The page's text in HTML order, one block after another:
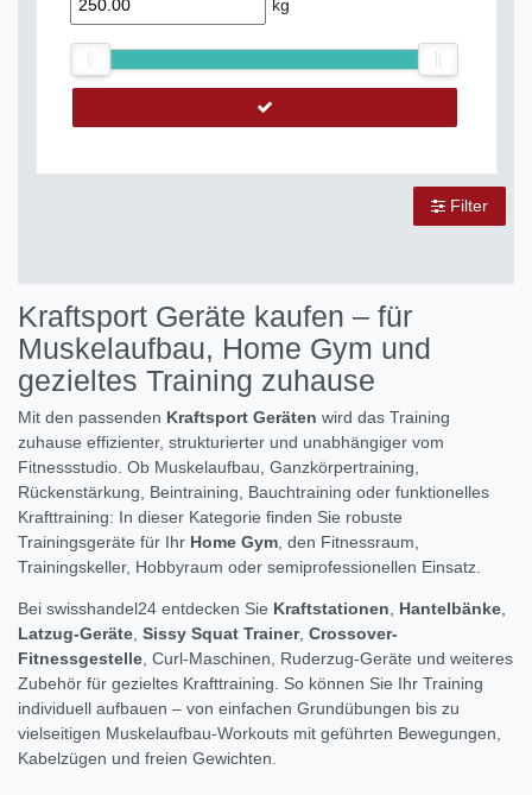
kg
Filter
Kraftsport Geräte kaufen – für
Muskelaufbau, Home Gym und
gezieltes Training zuhause
Mit den passenden Kraftsport Geräten wird das Training
zuhause effizienter, strukturierter und unabhängiger vom
Fitnessstudio. Ob Muskelaufbau, Ganzkörpertraining,
Rückenstärkung, Beintraining, Bauchtraining oder funktionelles
Krafttraining: In dieser Kategorie finden Sie robuste
Trainingsgeräte für Ihr Home Gym , den Fitnessraum,
Trainingskeller, Hobbyraum oder semiprofessionellen Einsatz.
Bei swisshandel24 entdecken Sie Kraftstationen Hantelbänke
Latzug-Geräte Sissy Squat Trainer, Crossover-
Fitnessgestelle , Curl-Maschinen, Ruderzug-Geräte und weiteres
Zubehör für gezieltes Krafttraining. So können Sie Ihr Training
individuell aufbauen – von einfachen Grundübungen bis zu
vielseitigen Muskelaufbau-Workouts mit geführten Bewegungen,
Kabelzügen und freien Gewichten.